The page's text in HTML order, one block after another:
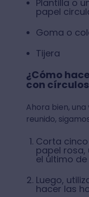
Plantilla o
papel
Goma o
Tijera
¿Cómo
con
Ahora bien,
reunido,
Corta
papel rosa,
el último
Luego,
hacer las